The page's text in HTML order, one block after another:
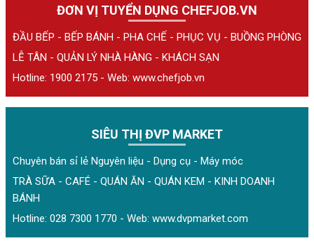
ĐƠN VỊ TUYỂN DỤNG CHEFJOB.VN
ĐẦU BẾP - BẾP BÁNH - PHA CHẾ - PHỤC VỤ - BUỒNG PHÒNG
LỄ TÂN - QUẢN LÝ NHÀ HÀNG - KHÁCH SẠN
Hotline: 1900 2175 - Web: www.chefjob.vn
SIÊU THỊ ĐVP MARKET
Chuyên bán sỉ lẻ Nguyên liệu - Dụng cụ - Máy móc
TRÀ SỮA - CAFÉ - QUÁN ĂN - QUÁN KEM - KINH DOANH
BÁNH
Hotline: 028 7300 1770 - Web: www.dvpmarket.com